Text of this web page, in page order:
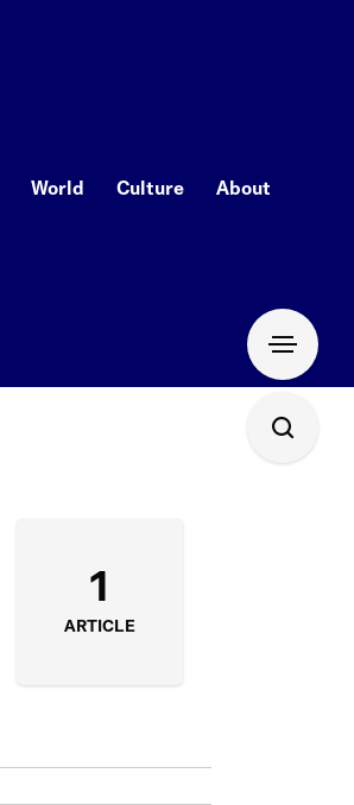
World Culture About
1
ARTICLE